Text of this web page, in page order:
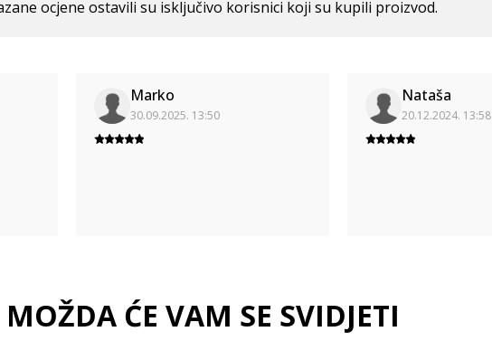
ocjene ostavili su isključivo korisnici koji su kupili proizvod.
Marko
30.09.2025. 13:50
Nataša
20.12.2024. 13:58
MOŽDA ĆE VAM SE SVIDJETI